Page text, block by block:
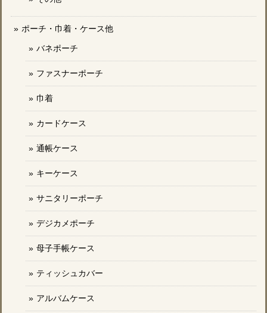
ポーチ・巾着・ケース他
バネポーチ
ファスナーポーチ
巾着
カードケース
通帳ケース
キーケース
サニタリーポーチ
デジカメポーチ
母子手帳ケース
ティッシュカバー
アルバムケース